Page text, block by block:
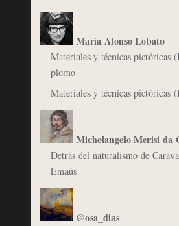
María Alonso Lobato
Materiales y técnicas pictóricas
plomo
Materiales y técnicas pictóricas
Michelangelo Merisi da
Detrás del naturalismo de
Emaús
@osa_dias